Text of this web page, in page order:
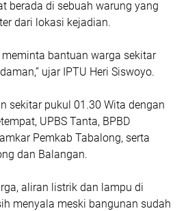
berada di sebuah warung yang
dari lokasi kejadian.
bantuan warga sekitar
ujar IPTU Heri Siswoyo.
sekitar pukul 01.30 Wita dengan
UPBS Tanta, BPBD
Pemkab Tabalong, serta
dan Balangan.
aliran listrik dan lampu di
menyala meski bangunan sudah